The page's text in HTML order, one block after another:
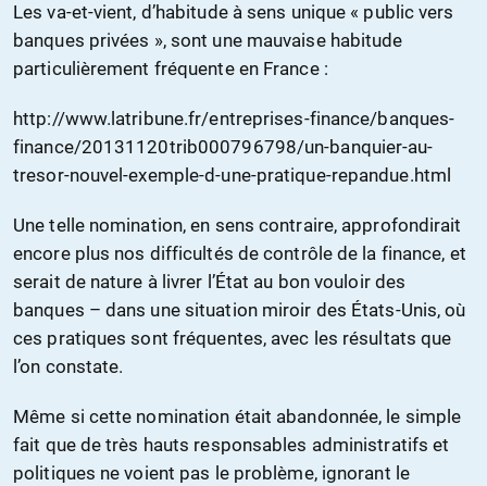
Les va-et-vient, d’habitude à sens unique « public vers
banques privées », sont une mauvaise habitude
particulièrement fréquente en France :
http://www.latribune.fr/entreprises-finance/banques-
finance/20131120trib000796798/un-banquier-au-
tresor-nouvel-exemple-d-une-pratique-repandue.html
Une telle nomination, en sens contraire, approfondirait
encore plus nos difficultés de contrôle de la finance, et
serait de nature à livrer l’État au bon vouloir des
banques – dans une situation miroir des États-Unis, où
ces pratiques sont fréquentes, avec les résultats que
l’on constate.
Même si cette nomination était abandonnée, le simple
fait que de très hauts responsables administratifs et
politiques ne voient pas le problème, ignorant le